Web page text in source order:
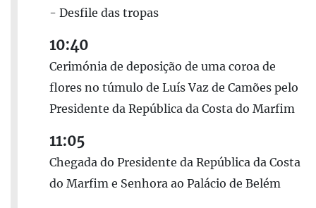
- Desfile das tropas
10:40
Cerimónia de deposição de uma coroa de
flores no túmulo de Luís Vaz de Camões pelo
Presidente da República da Costa do Marfim
11:05
Chegada do Presidente da República da Costa
do Marfim e Senhora ao Palácio de Belém